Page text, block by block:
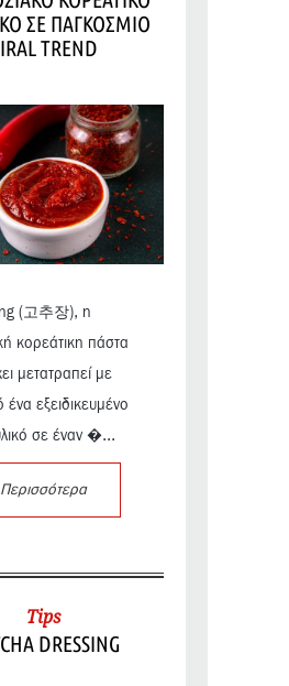
ΣΕ ΠΑΓΚΟΣΜΙΟ
TREND
(고추장), η
κορεάτικη πάστα
μετατραπεί με
ένα εξειδικευμένο
σε έναν �...
Περισσότερα
Tips
DRESSING